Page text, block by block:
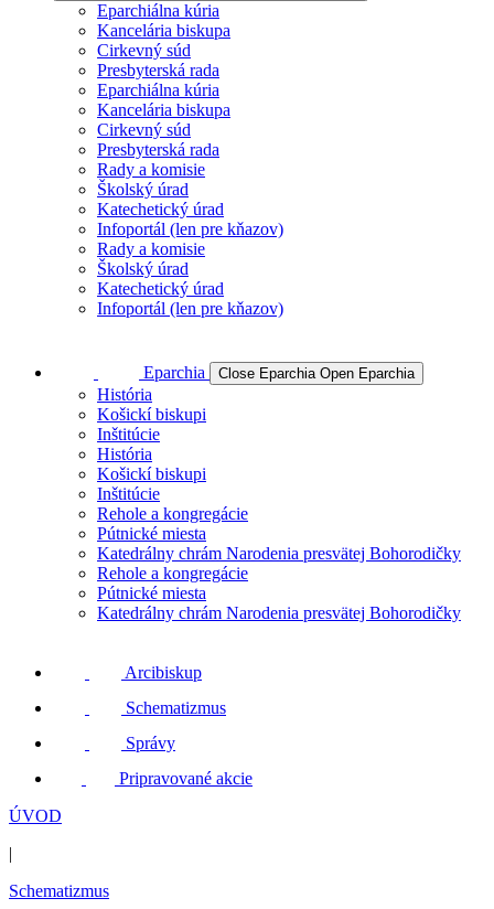
Eparchiálna kúria
Kancelária biskupa
Cirkevný súd
Presbyterská rada
Eparchiálna kúria
Kancelária biskupa
Cirkevný súd
Presbyterská rada
Rady a komisie
Školský úrad
Katechetický úrad
Infoportál (len pre kňazov)
Rady a komisie
Školský úrad
Katechetický úrad
Infoportál (len pre kňazov)
Eparchia Close Eparchia Open Eparchia
História
Košickí biskupi
Inštitúcie
História
Košickí biskupi
Inštitúcie
Rehole a kongregácie
Pútnické miesta
Katedrálny chrám Narodenia presvätej Bohorodičky
Rehole a kongregácie
Pútnické miesta
Katedrálny chrám Narodenia presvätej Bohorodičky
Arcibiskup
Schematizmus
Správy
Pripravované akcie
ÚVOD
|
Schematizmus